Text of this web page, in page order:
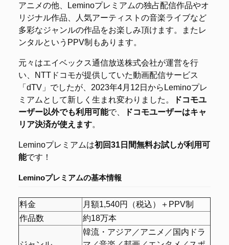
アニメの他、Leminoプレミアムの独占配信作品やオ
リジナル作品、人気アーティストの音楽ライブなど
多彩なジャンルの作品をお楽しみ頂けます。またレ
ンタルというPPV制もあります。
元々はエイベックス通信放送株式会社が運営を行
い、NTTドコモが提供していた動画配信サービス
「dTV」でしたが、2023年4月12日からLeminoプレ
ミアムとして新しく生まれ変わりました。
ドコモユ
ーザー以外でも利用可能で、
ドコモユーザーはキャ
リア決済が使えます。
Leminoプレミアムは初回31日間無料お試しが利用可
能です！
Leminoプレミアムの基本情報
料金
月額1,540円（税込）＋PPV制
作品数
約18万本
韓流・アジア／アニメ／国内ドラ